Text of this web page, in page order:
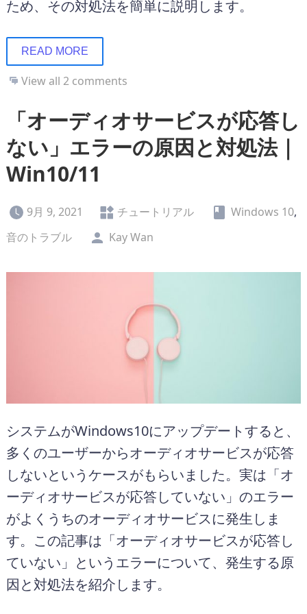
ため、その対処法を簡単に説明します。
READ MORE
View all 2 comments
「オーディオサービスが応答し
ない」エラーの原因と対処法｜
Win10/11
9月 9, 2021 チュートリアル Windows 10,
音のトラブル
Kay Wan
システムがWindows10にアップデートすると、
多くのユーザーからオーディオサービスが応答
しないというケースがもらいました。実は「オ
ーディオサービスが応答していない」のエラー
がよくうちのオーディオサービスに発生しま
す。この記事は「オーディオサービスが応答し
ていない」というエラーについて、発生する原
因と対処法を紹介します。